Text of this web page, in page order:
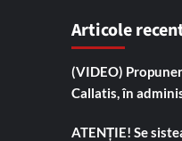
Articole
(VIDEO)
Callatis, în
ATENȚIE! Se